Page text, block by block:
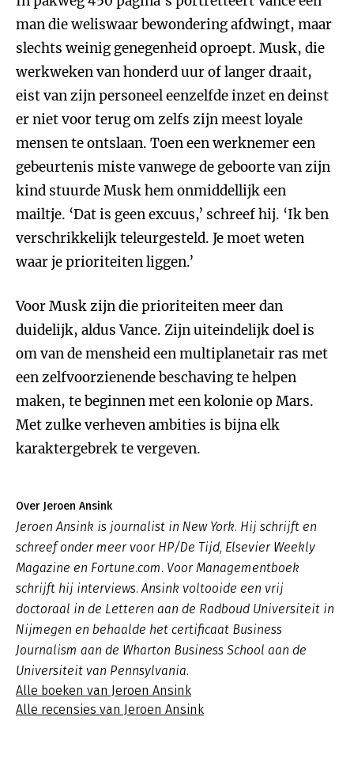
man die weliswaar bewondering afdwingt, maar
slechts weinig genegenheid oproept. Musk, die
werkweken van honderd uur of langer draait,
eist van zijn personeel eenzelfde inzet en deinst
er niet voor terug om zelfs zijn meest loyale
mensen te ontslaan. Toen een werknemer een
gebeurtenis miste vanwege de geboorte van zijn
kind stuurde Musk hem onmiddellijk een
mailtje. ‘Dat is geen excuus,’ schreef hij. ‘Ik ben
verschrikkelijk teleurgesteld. Je moet weten
waar je prioriteiten liggen.’
Voor Musk zijn die prioriteiten meer dan
duidelijk, aldus Vance. Zijn uiteindelijk doel is
om van de mensheid een multiplanetair ras met
een zelfvoorzienende beschaving te helpen
maken, te beginnen met een kolonie op Mars.
Met zulke verheven ambities is bijna elk
karaktergebrek te vergeven.
Over Jeroen Ansink
Jeroen Ansink is journalist in New York. Hij schrijft en
schreef onder meer voor HP/De Tijd, Elsevier Weekly
Magazine en Fortune.com. Voor Managementboek
schrijft hij interviews. Ansink voltooide een vrij
doctoraal in de Letteren aan de Radboud Universiteit in
Nijmegen en behaalde het certificaat Business
Journalism aan de Wharton Business School aan de
Universiteit van Pennsylvania.
Alle boeken van Jeroen Ansink
Alle recensies van Jeroen Ansink